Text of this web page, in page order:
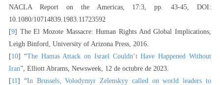
NACLA Report on the Americas, 17:3, pp. 43-45, DOI:
10.1080/10714839.1983.11723592
[9] The El Mozote Massacre: Human Rights And Global Implications,
Leigh Binford, University of Arizona Press, 2016.
[10] “The Hamas Attack on Israel Couldn’t Have Happened Without
Iran”, Elliott Abrams, Newsweek, 12 de octubre de 2023.
[11 ] “In Brussels, Volodymyr Zelenskyy called on world leaders to